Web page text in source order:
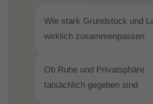
Wie stark Grundstück und
wirklich zusammenpassen
Ob Ruhe und Privatsphäre
tatsächlich gegeben sind